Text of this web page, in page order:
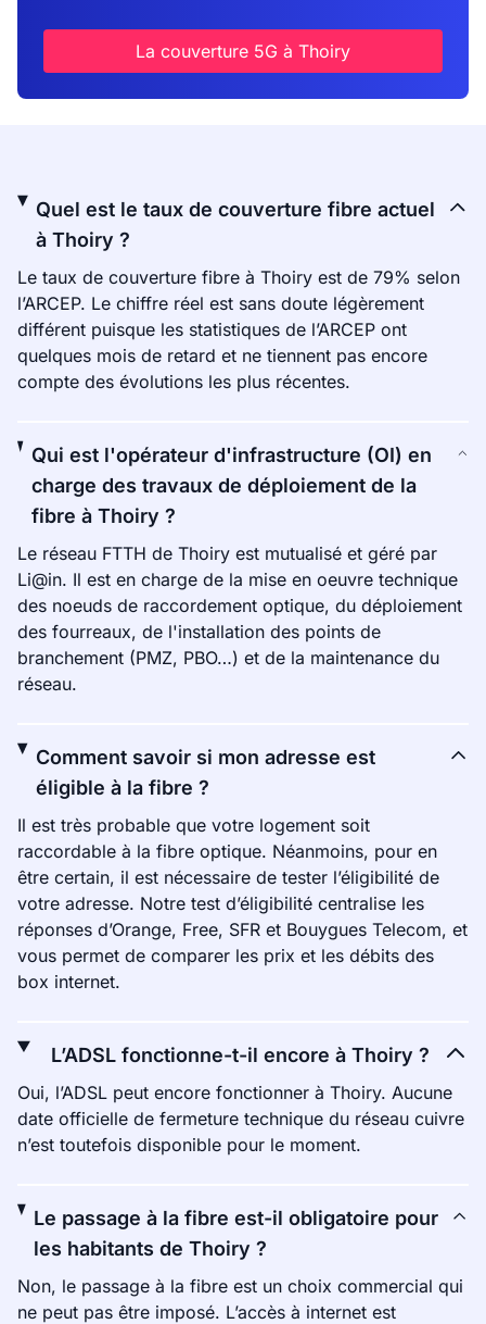
La couverture 5G à Thoiry
Quel est le taux de couverture fibre actuel
à Thoiry ?
Le taux de couverture fibre à Thoiry est de 79% selon
l’ARCEP. Le chiffre réel est sans doute légèrement
différent puisque les statistiques de l’ARCEP ont
quelques mois de retard et ne tiennent pas encore
compte des évolutions les plus récentes.
Qui est l'opérateur d'infrastructure (OI) en
charge des travaux de déploiement de la
fibre à Thoiry ?
Le réseau FTTH de Thoiry est mutualisé et géré par
Li@in. Il est en charge de la mise en oeuvre technique
des noeuds de raccordement optique, du déploiement
des fourreaux, de l'installation des points de
branchement (PMZ, PBO…) et de la maintenance du
réseau.
Comment savoir si mon adresse est
éligible à la fibre ?
Il est très probable que votre logement soit
raccordable à la fibre optique. Néanmoins, pour en
être certain, il est nécessaire de tester l’éligibilité de
votre adresse. Notre test d’éligibilité centralise les
réponses d’Orange, Free, SFR et Bouygues Telecom, et
vous permet de comparer les prix et les débits des
box internet.
L’ADSL fonctionne-t-il encore à Thoiry ?
Oui, l’ADSL peut encore fonctionner à Thoiry. Aucune
date officielle de fermeture technique du réseau cuivre
n’est toutefois disponible pour le moment.
Le passage à la fibre est-il obligatoire pour
les habitants de Thoiry ?
Non, le passage à la fibre est un choix commercial qui
ne peut pas être imposé. L’accès à internet est